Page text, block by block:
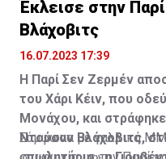
Έκλεισε στην
Βλάχοβιτς
16.07.2023 17:39
Η Παρί Σεν Ζερμέν
του Χάρι Κέιν, που
Μονάχου, και
Ντούσαν Βλάχοβιτς,
Σύμφωνα με γαλλικά